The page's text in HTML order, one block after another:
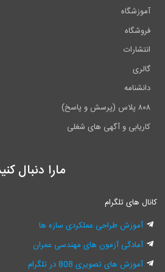
آموزشگاه
فروشگاه
انتشارات
گالری
دانشنامه
۸۰۸ پلاس (پرسش و پاسخ)
کاریابی و آگهی های شغلی
مارا دنبال کنید:
کانال های تلگرام
آموزش طراحی عملکردی سازه ها
آمادگی آزمون های مهندسی عمران
آموزش های تصویری 808 در تلگرام